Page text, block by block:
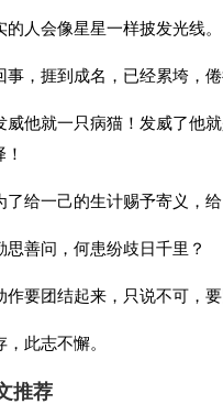
的人会像星星一样披发光线。
事，捱到成名，已经累垮，
威他就一只病猫！发威了他
了给一己的生计赐予寄义，
思善问，何患纷歧日千里？
作要团结起来，只说不可，要
此志不懈。
推荐